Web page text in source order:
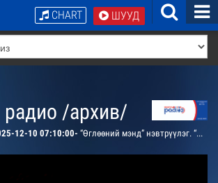
ШУУД
CHART
/архив/
12-10 07:10:00- “Өглөөний мэнд” нэвтрүүлэг. “Чамд дуулгах сонин”: Үйл явдлын мэдээ мэдээлэл. “Миний хандлага”: Ахлах ангийнхантай ярилцана. “Сахилга баттай байцгаая”: Дунд ангийхантай ярилцана. “Өглөөний мэнд”-ийн зөвлөгөө: Ой тогтоолтоо сайжруулах энгийн аргаас зөвлөнө.